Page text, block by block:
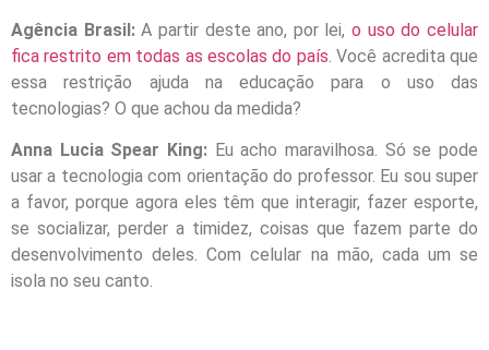
Agência Brasil:A partir deste ano, por lei,o uso do celular
fica restrito em todas as escolas do país . Você acredita que
essa restrição ajuda na educação para o uso das
tecnologias? O que achou da medida?
Anna Lucia Spear King: Eu acho maravilhosa. Só se pode
usar a tecnologia com orientação do professor. Eu sou super
a favor, porque agora eles têm que interagir, fazer esporte,
se socializar, perder a timidez, coisas que fazem parte do
desenvolvimento deles. Com celular na mão, cada um se
isola no seu canto.